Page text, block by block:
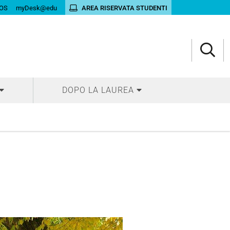
myDesk@edu AREA RISERVATA STUDENTI
DOPO LA LAUREA